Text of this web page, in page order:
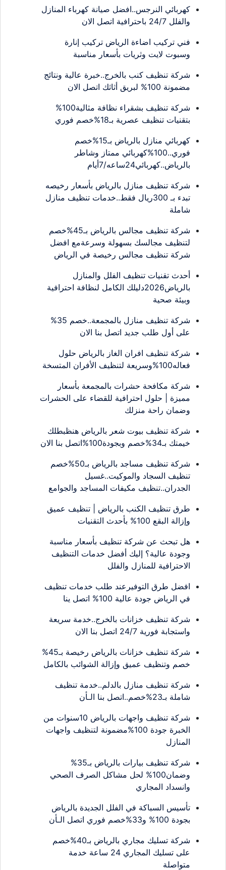
كهربائي النرجس..افضل صيانة كهرباء المنازل
والفلل 24/7 باحترافية اتصل الان
فني تركيب اضاءة الرياض تركيب إنارة
وسبوت لايت وثريات بأسعار مناسبة
شركة تنظيف كنب بالخرج..خبرة عالية ونتائج
مضمونة 100% لبريق أثاثك اتصل الان
شركة تنظيف بشقراء نظافة مثالية100%
بتقنيات تنظيف عصرية بـ18%خصم فوري
كهربائي منازل بالرياض بـ15%خصم
فوري..100%كهربائي ممتاز وشاطر
بالرياض..كهربائي24ساعه/7أيام
شركة تنظيف منازل بالرياض بأسعار رخيصه
تبدء بـ 300ريال فقط..خدمات تنظيف منازل
شاملة
شركة تنظيف مجالس بالرياض بـ45%خصم
لتنظيف مجالسك بسهولة وسرعةمع افضل
شركة تنظيف مجالس رخيصة في الرياض
أحدث تقنيات تنظيف الفلل والمنازل
بالرياض2026دليلك الكامل لنظافة احترافية
وبيئة صحية
شركة تنظيف منازل بالمجمعة..خصم 35%
على أول طلب جديد اتصل بنا الان
شركة تنظيف افران الغاز بالرياض حلول
فعاله100%وسريعة لتنظيف الأفران المتسخة
شركة مكافحة حشرات بالمجمعة بأسعار
مميزة | حلول احترافية للقضاء على الحشرات
وضمان راحة منزلك
شركة تنظيف بيوت شعر بالرياض هنظبطلك
خيمتك بـ34%خصم وبجودة100%اتصل بنا الان
شركة تنظيف مساجد بالرياض بـ50%خصم
تنظيف السجاد والموكيت..غسيل
الجدران..تنظيف مكيفات المساجد والجوامع
طرق تنظيف الكنب بالرياض | تنظيف عميق
وإزالة البقع 100% بأحدث التقنيات
هل تبحث عن شركة تنظيف بأسعار مناسبة
وجودة عالية؟ إليك أفضل خدمات التنظيف
الاحترافية للمنازل والفلل
افضل طرق التوفيرعند طلب خدمات تنظيف
في الرياض جودة عالية 100% اتصل ينا
شركة تنظيف خزانات بالخرج..خدمة سريعة
واستجابة فورية 24/7 اتصل بنا الان
شركة تنظيف خزانات بالرياض رخيصة بـ45%
خصم وتنظيف عميق وإزالة الشوائب بالكامل
شركة تنظيف منازل بالدلم..خدمة تنظيف
شاملة بـ23%خصم..اتصل بنا الـأن
شركة تنظيف واجهات بالرياض 10سنوات من
الخبرة جودة 100%مضمونة لتنظيف واجهات
المنازل
شركة تنظيف بيارات بالرياض بـ35%
وضمان100% لحل مشاكل الصرف الصحي
وانسداد المجاري
تأسيس السباكة في الفلل الجديدة بالرياض
بجودة 100% و33%خصم فوري اتصل الـأن
شركة تسليك مجاري بالرياض بـ40%خصم
على تسليك المجاري 24 ساعة خدمة
متواصلة